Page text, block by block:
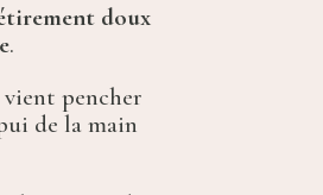
doux
.
pencher
de la main